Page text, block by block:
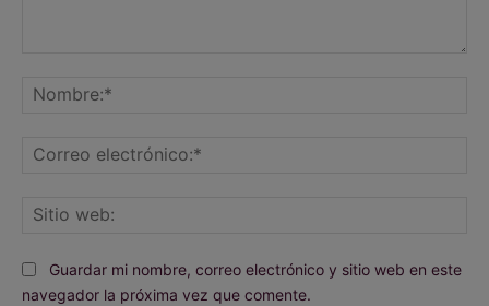
Guardar mi nombre, correo electrónico y sitio web en este
navegador la próxima vez que comente.